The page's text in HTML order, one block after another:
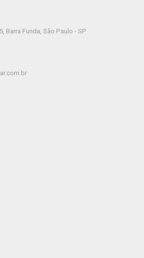
Barra Funda, São Paulo - SP